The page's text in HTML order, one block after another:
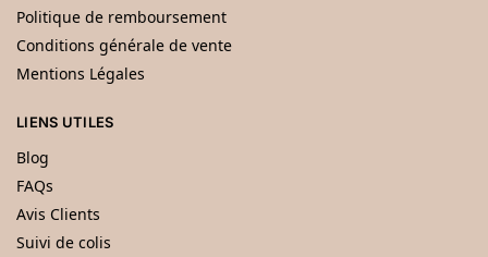
Politique de remboursement
Conditions générale de vente
Mentions Légales
LIENS UTILES
Blog
FAQs
Avis Clients
Suivi de colis